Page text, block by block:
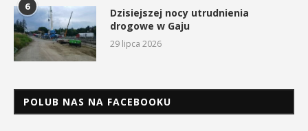
6
Dzisiejszej nocy utrudnienia
drogowe w Gaju
29 lipca 2026
POLUB NAS NA FACEBOOKU